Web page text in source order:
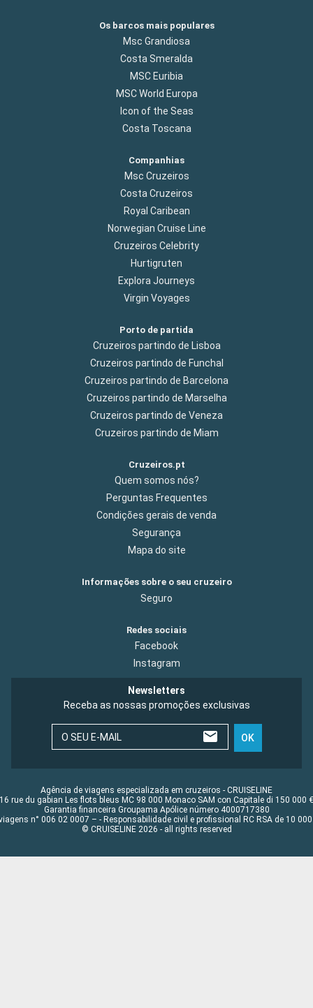
Os barcos mais populares
Msc Grandiosa
Costa Smeralda
MSC Euribia
MSC World Europa
Icon of the Seas
Costa Toscana
Companhias
Msc Cruzeiros
Costa Cruzeiros
Royal Caribean
Norwegian Cruise Line
Cruzeiros Celebrity
Hurtigruten
Explora Journeys
Virgin Voyages
Porto de partida
Cruzeiros partindo de Lisboa
Cruzeiros partindo de Funchal
Cruzeiros partindo de Barcelona
Cruzeiros partindo de Marselha
Cruzeiros partindo de Veneza
Cruzeiros partindo de Miam
Cruzeiros.pt
Quem somos nós?
Perguntas Frequentes
Condições gerais de venda
Segurança
Mapa do site
Informações sobre o seu cruzeiro
Seguro
Redes sociais
Facebook
Instagram
Newsletters
Receba as nossas promoções exclusivas
O SEU E-MAIL OK
Agência de viagens especializada em cruzeiros - CRUISELINE
16 rue du gabian Les flots bleus MC 98 000 Monaco SAM con Capitale di 150 000 €
Garantia financeira Groupama Apólice número 4000717380
n° 006 02 0007 – - Responsabilidade civil e profissional RC RSA de 10 000
© CRUISELINE 2026 - all rights reserved